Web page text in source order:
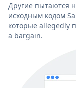
Другие пытаются
исходным кодом
которые allegedly
a bargain.